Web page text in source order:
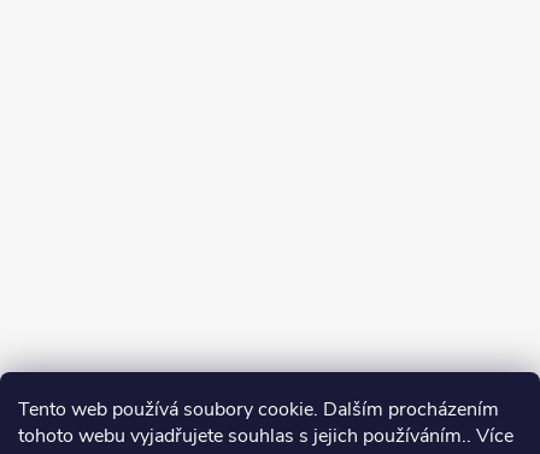
Tento web používá soubory cookie. Dalším procházením
tohoto webu vyjadřujete souhlas s jejich používáním.. Více